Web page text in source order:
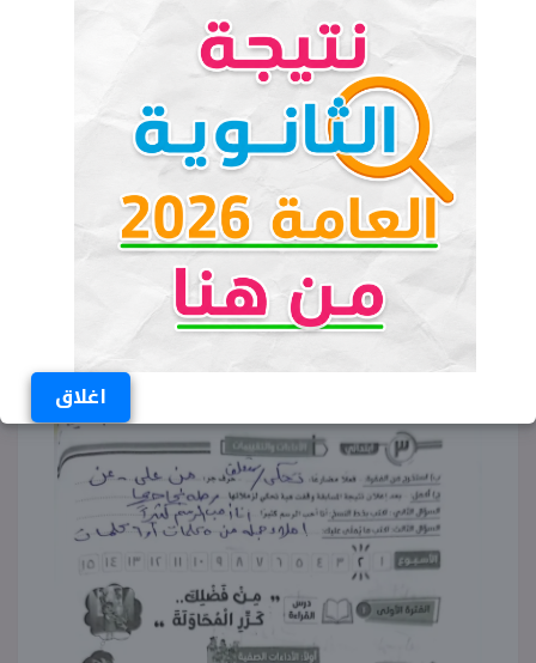
اغلاق
حرف جر: ........
اسمًا موصولًا: ........
ج) بم نصح الوالد ابنته في الفقرة السابقة؟
د) حلل الكلمات التالية لمقاطع صوتية: يَنْجَحَ: ........ -
يُكَرِّرَ: ........
هـ) أكمل: الذي يريد أن ينجح عليه أن ........